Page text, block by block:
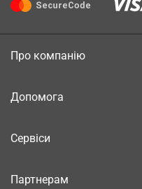
Про компанію
Допомога
Сервіси
Партнерам